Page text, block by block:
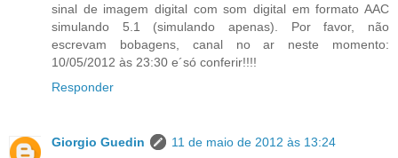
sinal de imagem digital com som digital em formato AAC
simulando 5.1 (simulando apenas). Por favor, não
escrevam bobagens, canal no ar neste momento:
10/05/2012 às 23:30 e´só conferir!!!!
Responder
Giorgio Guedin
11 de maio de 2012 às 13:24